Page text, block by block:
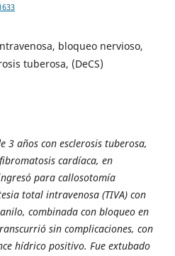
bloqueo nervioso,
tuberosa, (DeCS)
3 años con esclerosis tuberosa,
cardíaca, en
para callosotomía
total intravenosa (TIVA) con
combinada con bloqueo en
sin complicaciones, con
hídrico positivo. Fue extubado